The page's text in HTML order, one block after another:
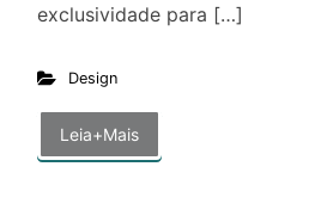
exclusividade para […]
Design
Leia+Mais